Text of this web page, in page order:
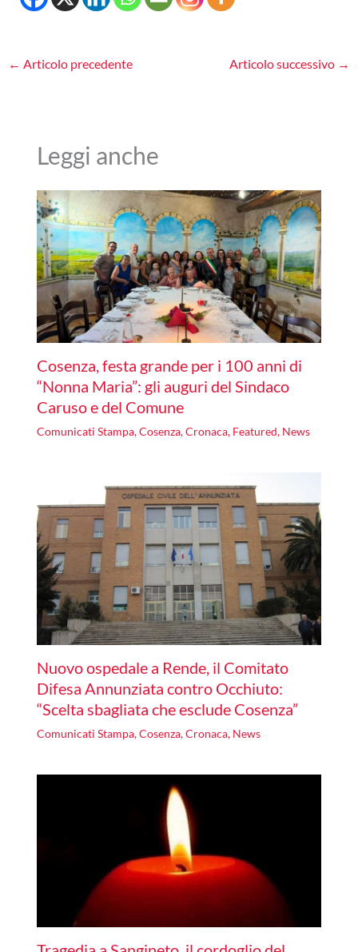
← Articolo precedente Articolo successivo →
Leggi anche
Cosenza, festa grande per i 100 anni di
“Nonna Maria”: gli auguri del Sindaco
Caruso e del Comune
Comunicati Stampa,Cosenza,Cronaca, Featured, News
Nuovo ospedale a Rende, il Comitato
Difesa Annunziata contro Occhiuto:
“Scelta sbagliata che esclude Cosenza”
Comunicati Stampa,Cosenza,Cronaca, News